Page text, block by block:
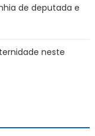
de deputada e
neste